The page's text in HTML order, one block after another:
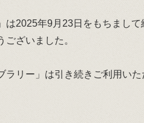
2025年9月23日をもちまし
ざいました。
ラリー」は引き続きご利用い